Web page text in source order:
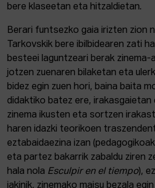
bere klaseetan eta hitzaldietan.
Berari funtsezko gaia irizten zion
Tarkovskik bere ibilbidearen zati
besteei laguntzeari berak
jotzen zuenaren bilaketan eta
bidez egin zuen hori, baina baita
didaktiko batez ere,
zinema ikusten eta sortzen
haren idazki teorikoen
eztabaidaezina izan
eta partez bakarrik zabaldu ziren
hala nola Esculpir en el tiempo),
jakinik, zinemako maisu bezala